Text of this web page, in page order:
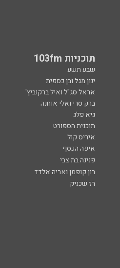
תוכניות 103fm
שבע תשע
ינון מגל ובן כספית
אראל סג"ל ואיל ברקוביץ'
ברק סרי ואלי אוחנה
גיא פלג
תוכנית הספורט
איריס קול
איפה הכסף
פנינה בת צבי
רון קופמן ואריה אלדד
רז שכניק